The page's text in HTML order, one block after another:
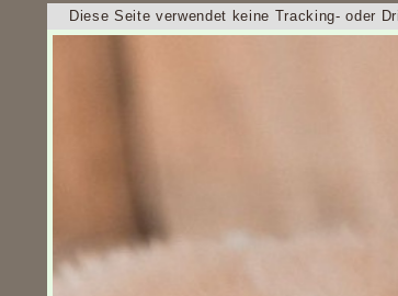
Diese Seite verwendet keine Tracking- oder